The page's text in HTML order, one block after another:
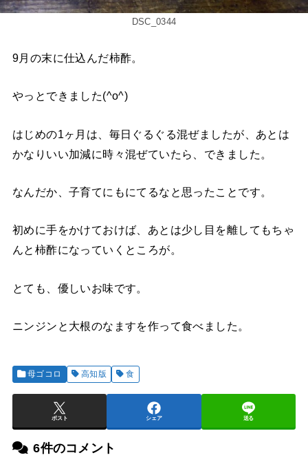
DSC_0344
9月の末に仕込んだ柿酢。
やっとできました(^o^)
はじめの1ヶ月は、毎日ぐるぐる混ぜましたが、あとは
かなりいい加減に時々混ぜていたら、できました。
なんだか、子育てにもにてるなと思ったことです。
初めに手をかけておけば、あとは少し目を離してもちゃ
んと柿酢になっていくところが。
とても、優しいお味です。
ニンジンと大根のなますを作って食べました。
母ゴコロ 高知版 食
ポスト シェア 送る
6件のコメント